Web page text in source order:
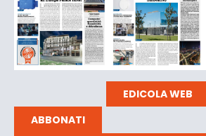
EDICOLA WEB
ABBONATI